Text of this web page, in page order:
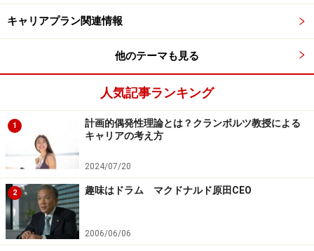
キャリアプラン関連情報
他のテーマも見る
人気記事ランキング
1
計画的偶発性理論とは？クランボルツ教授による
キャリアの考え方
2024/07/20
2 趣味はドラム マクドナルド原田CEO
2006/06/06